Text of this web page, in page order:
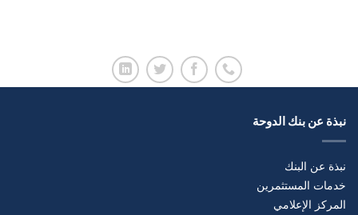
نبذة عن بنك الدوحة
نبذة عن البنك
خدمات المستثمرين
المركز الإعلامي